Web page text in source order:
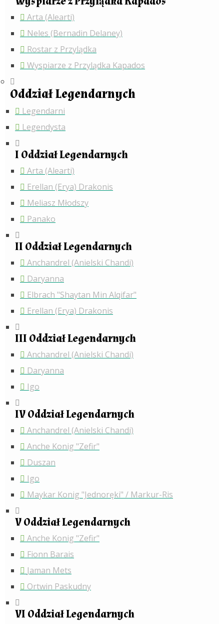
Arta (Alearti)
Neles (Bernadin Delaney)
Rostar z Przylądka
Wyspiarze z Przylądka Kapados
Oddział Legendarnych
Legendarni
Legendysta
I Oddział Legendarnych
Arta (Alearti)
Erellan (Erya) Drakonis
Meliasz Młodszy
Panako
II Oddział Legendarnych
Anchandrel (Anielski Chandi)
Daryanna
Elbrach "Shaytan Min Alqifar"
Erellan (Erya) Drakonis
III Oddział Legendarnych
Anchandrel (Anielski Chandi)
Daryanna
Igo
IV Oddział Legendarnych
Anchandrel (Anielski Chandi)
Anche Konig "Zefir"
Duszan
Igo
Maykar Konig "Jednoręki" / Markur-Ris
V Oddział Legendarnych
Anche Konig "Zefir"
Fionn Barais
Jaman Mets
Ortwin Paskudny
VI Oddział Legendarnych